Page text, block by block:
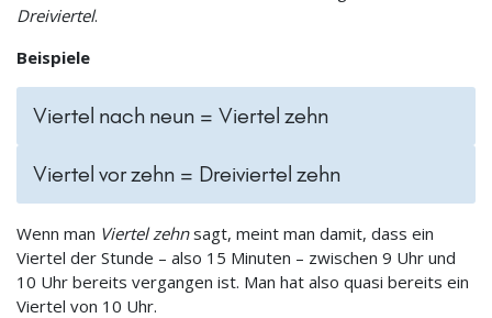
Dreiviertel.
Beispiele
Viertel nach neun = Viertel zehn
Viertel vor zehn = Dreiviertel zehn
Wenn man Viertel zehnsagt, meint man damit, dass ein
Viertel der Stunde – also 15 Minuten – zwischen 9 Uhr und
10 Uhr bereits vergangen ist. Man hat also quasi bereits ein
Viertel von 10 Uhr.